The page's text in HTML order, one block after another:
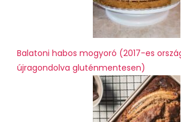
Balatoni habos mogyoró (2017-es
újragondolva gluténmentesen)